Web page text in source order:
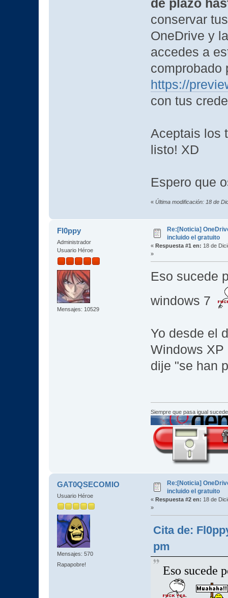
de plazo
conservar
OneDrive y
accedes a
comprobado
https://
con tus
Aceptais los
listo! XD
Espero que
« Última modificación: 18 de
Fl0ppy
Administrador
Usuario Héroe
Mensajes: 10529
Re:[Noticia]
incluido el gratuito
« Respuesta #1 en: 18 de
»
Eso sucede
windows 7
Yo desde el
Windows XP
dije "se han
Siempre que pasa igual
GAT0QSECOMIO
Usuario Héroe
Mensajes: 570
Rapapobre!
Re:[Noticia]
incluido el gratuito
« Respuesta #2 en: 18 de
»
Cita de:
pm
Eso sucede